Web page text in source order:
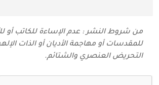
من شروط النشر : عدم الإساءة للكاتب أو
للمقدسات أو مهاجمة الأديان أو الذات
التحريض العنصري والشتائم‬.